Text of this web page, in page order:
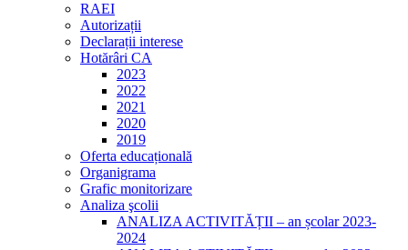
RAEI
Autorizații
Declarații interese
Hotărâri CA
2023
2022
2021
2020
2019
Oferta educațională
Organigrama
Grafic monitorizare
Analiza şcolii
ANALIZA ACTIVITĂȚII – an școlar 2023-
2024